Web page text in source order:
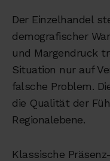
Der Einzelhandel
demografischer
und Margendruck
Situation nur auf
falsche Problem.
die Qualität der
Regionalebene.
Klassische